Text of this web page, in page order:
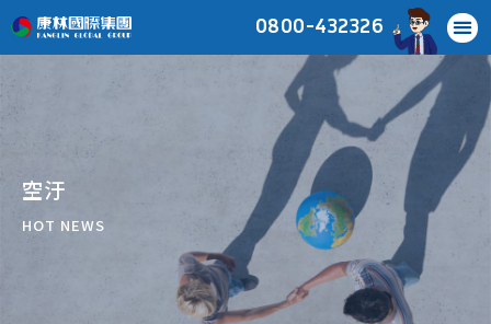
0800-432326
空汙
HOT NEWS